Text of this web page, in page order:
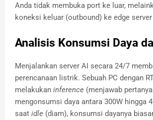
Anda tidak membuka port ke luar,
koneksi keluar (outbound) ke edge
Analisis Konsumsi Daya
Menjalankan server AI secara 24/7
perencanaan listrik. Sebuah PC dengan
melakukan inference (menjawab
mengonsumsi daya antara 300W hingga
saat idle (diam), konsumsi dayanya